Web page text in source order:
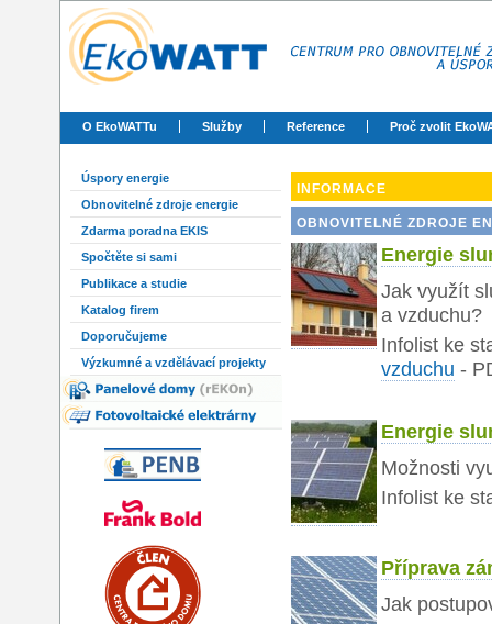
O EkoWATTu Služby Reference Proč zvolit
Úspory energie
Obnovitelné zdroje energie
Zdarma poradna EKIS
Spočtěte si sami
Publikace a studie
Katalog firem
Doporučujeme
Výzkumné a vzdělávací projekty
INFORMACE
OBNOVITELNÉ ZDROJE
Energie
Jak využít
a vzduchu?
Infolist ke
vzduchu -
Energie
Možnosti
Infolist ke
Příprava
Jak